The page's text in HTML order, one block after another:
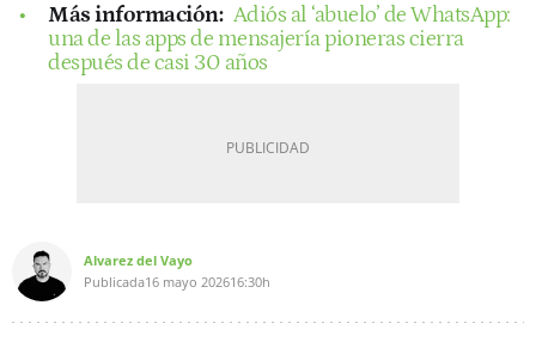
Más información: Adiós al ‘abuelo’ de WhatsApp:
una de las apps de mensajería pioneras cierra
después de casi 30 años
Alvarez del Vayo
Publicada16 mayo 202616:30h